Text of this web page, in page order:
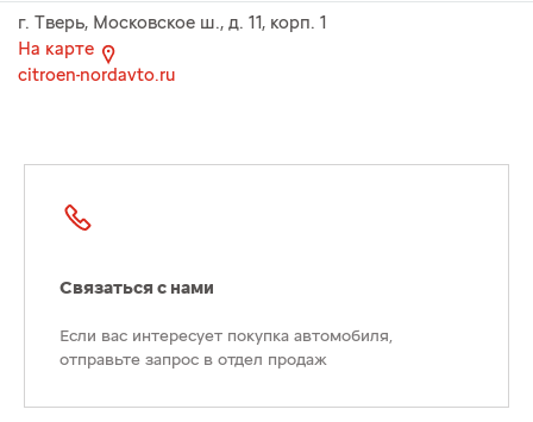
г. Тверь, Московское ш., д. 11, корп. 1
На карте
citroen-nordavto.ru
Связаться с нами
Если вас интересует покупка автомобиля,
отправьте запрос в отдел продаж